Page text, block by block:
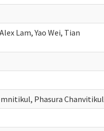
Lam, Yao Wei, Tian
Phasura Chanvitikul